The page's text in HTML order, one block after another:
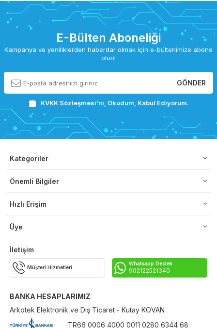
E-Bülten Aboneliği
Kampanya ve yeniliklerden haberdar olmak için e-bültenimize abone
olun!
GÖNDER
KVKK Sözleşmesi'ni , Okudum, Kabul Ediyorum.
Kategoriler
Önemli Bilgiler
Hızlı Erişim
Üye
İletişim
Müşteri Hizmetleri
Whatsapp Destek
902122521340
BANKA HESAPLARIMIZ
Arkotek Elektronik ve Dış Ticaret - Kutay KOVAN
TR66 0006 4000 0011 0280 6344 68